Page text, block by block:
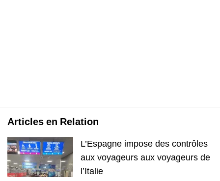
Articles en Relation
L’Espagne impose des contrôles
aux voyageurs aux voyageurs de
l’Italie